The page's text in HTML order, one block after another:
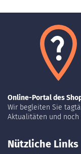
Online-Portal des
Wir begleiten Sie
Aktualitäten und
Nützliche Links